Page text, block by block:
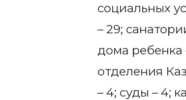
социальных
– 29;
дома ребенка
отделения
– 4; суды – 4;